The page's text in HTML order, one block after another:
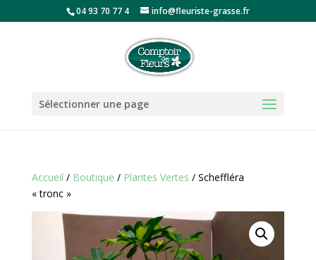
04 93 70 77 4 info@fleuriste-grasse.fr
Sélectionner une page
Accueil / Boutique / Plantes Vertes / Scheffléra
« tronc »